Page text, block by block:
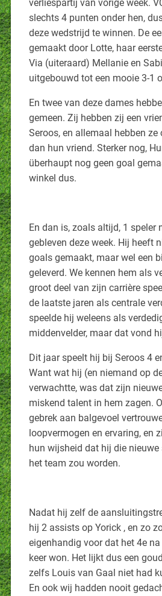
verliespartij van vorige week.
slechts 4 punten onder hen,
deze wedstrijd te winnen. De
gemaakt door Lotte, haar
Via (uiteraard) Mellanie en
uitgebouwd tot een mooie 3-1
En twee van deze dames
gemeen. Zij hebben zij een
Seroos, en allemaal hebben ze
dan hun vriend. Sterker nog,
überhaupt nog geen goal
winkel dus.
En dan is, zoals altijd, 1 speler
gebleven deze week. Hij heeft
goals gemaakt, maar wel een
geleverd. We kennen hem als
groot deel van zijn carrière
de laatste jaren als centrale
speelde hij weleens als
middenvelder, maar dat vond
Dit jaar speelt hij bij Seroos 4
Want wat hij (en niemand op
verwachtte, was dat zijn
miskend talent in hem zagen.
gebrek aan balgevoel
loopvermogen en ervaring, en
hun wijsheid dat hij die nieuwe
het team zou worden.
Nadat hij zelf de
hij 2 assists op Yorick , en zo
eigenhandig voor dat het 4e
keer won. Het lijkt dus een
zelfs Louis van Gaal niet had
En ook wij hadden nooit